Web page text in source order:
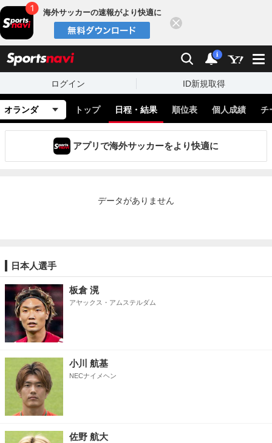
海外サッカーの速報がより快適に
検索 通知
i
ログイン ID新規取得
オランダ トップ 日程・結果 順位表 個人成績 チ
アプリで海外サッカーをより快適に
データがありません
日本人選手
板倉 滉
アヤックス・アムステルダム
小川 航基
NECナイメヘン
佐野 航大